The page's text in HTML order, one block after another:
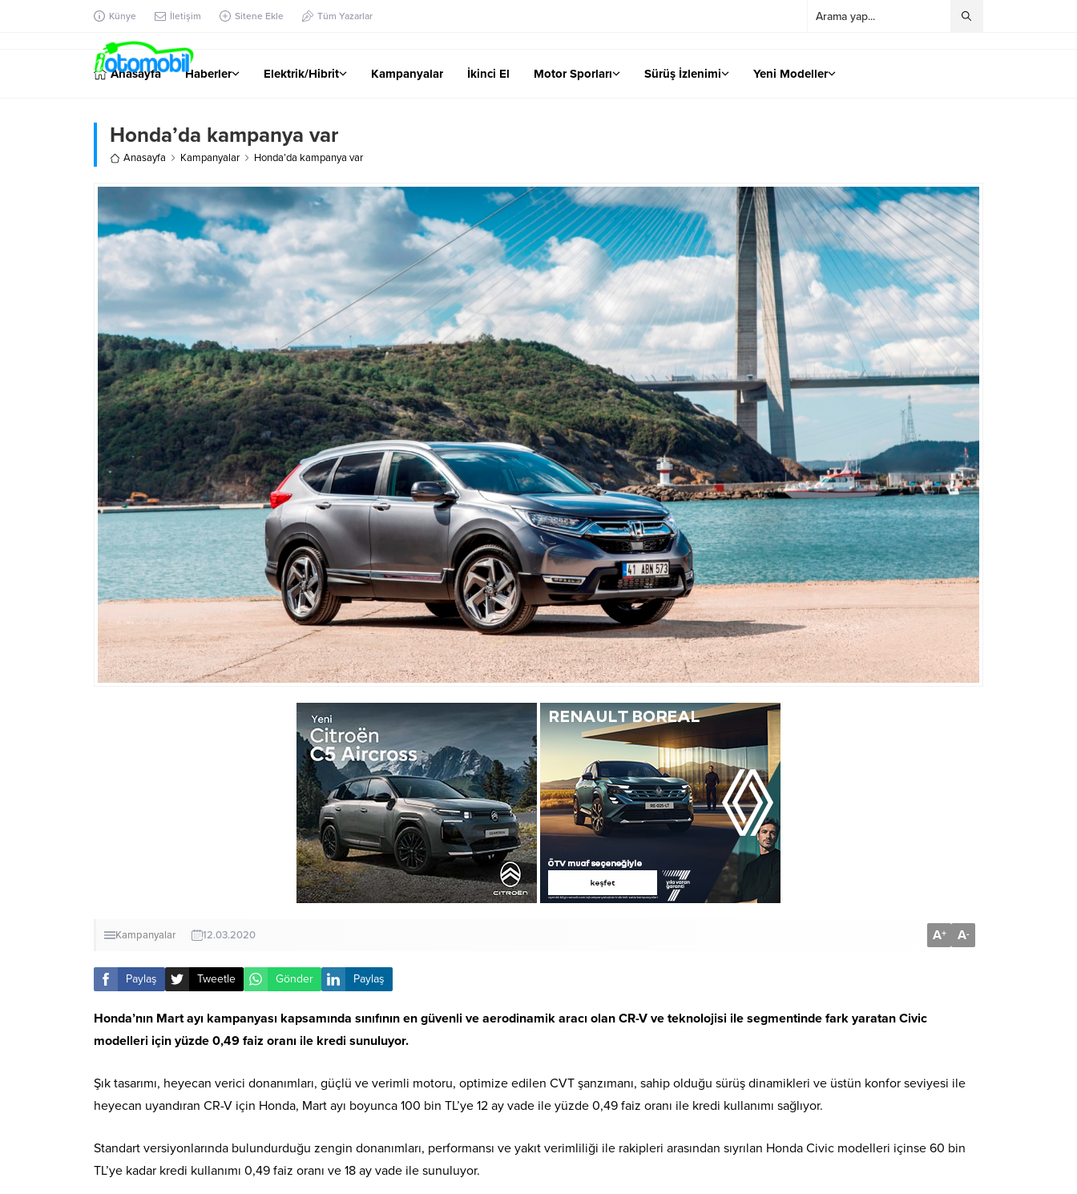
Künye İletişim Sitene Ekle Tüm Yazarlar
Anasayfa Haberler Elektrik/Hibrit Kampanyalar İkinci El Motor Sporları Sürüş İzlenimi Yeni Modeller
Honda’da kampanya var
Anasayfa Kampanyalar Honda’da kampanya var
Kampanyalar 12.03.2020 A+ A-
Paylaş Tweetle Gönder Paylaş
Honda’nın Mart ayı kampanyası kapsamında sınıfının en güvenli ve aerodinamik aracı olan CR-V ve teknolojisi ile segmentinde fark yaratan Civic
modelleri için yüzde 0,49 faiz oranı ile kredi sunuluyor.
Şık tasarımı, heyecan verici donanımları, güçlü ve verimli motoru, optimize edilen CVT şanzımanı, sahip olduğu sürüş dinamikleri ve üstün konfor seviyesi ile
heyecan uyandıran CR-V için Honda, Mart ayı boyunca 100 bin TL’ye 12 ay vade ile yüzde 0,49 faiz oranı ile kredi kullanımı sağlıyor.
Standart versiyonlarında bulundurduğu zengin donanımları, performansı ve yakıt verimliliği ile rakipleri arasından sıyrılan Honda Civic modelleri içinse 60 bin
TL’ye kadar kredi kullanımı 0,49 faiz oranı ve 18 ay vade ile sunuluyor.